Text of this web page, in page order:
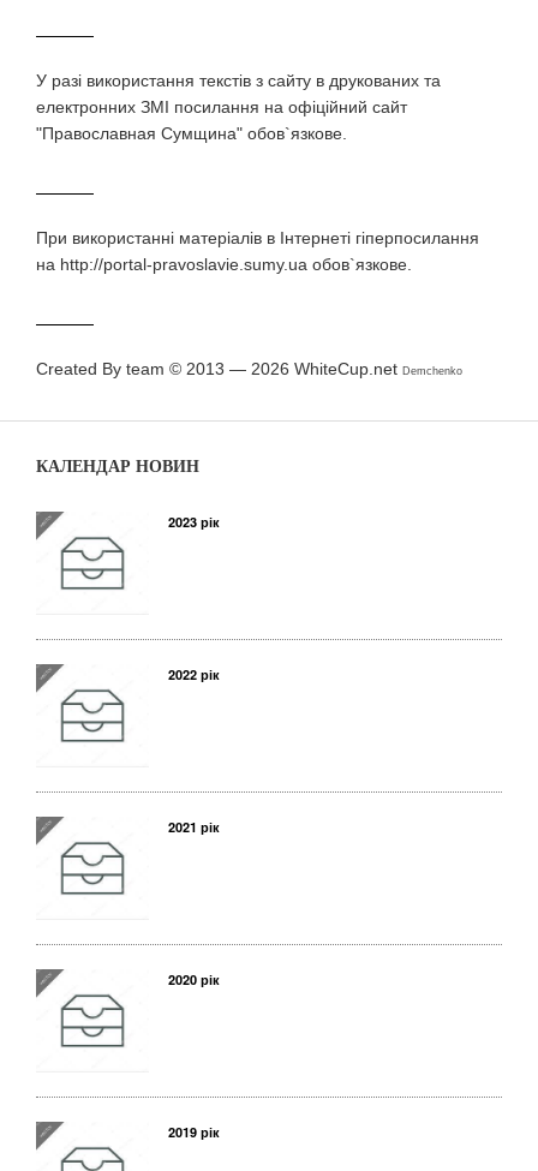
У разi використання текстiв з сайту в друкованих та
електронних ЗМI посилання на офіційний сайт
"Православная Сумщина" обов`язкове.
При використаннi матерiалiв в Iнтернетi гiперпосилання
на http://portal-pravoslavie.sumy.ua обов`язкове.
Created By team © 2013 — 2026 WhiteCup.net Demchenko
КАЛЕНДАР НОВИН
2023 рік
2022 рік
2021 рік
2020 рік
2019 рік